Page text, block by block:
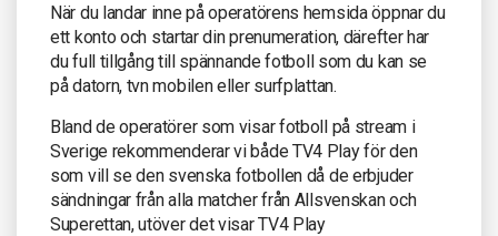
När du landar inne på operatörens hemsida öppnar du
ett konto och startar din prenumeration, därefter har
du full tillgång till spännande fotboll som du kan se
på datorn, tvn mobilen eller surfplattan.
Bland de operatörer som visar fotboll på stream i
Sverige rekommenderar vi både TV4 Play för den
som vill se den svenska fotbollen då de erbjuder
sändningar från alla matcher från Allsvenskan och
Superettan, utöver det visar TV4 Play